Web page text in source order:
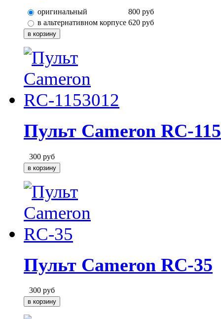
оригинальный 800 руб
в альтернативном корпусе 620 руб
Пульт Cameron RC-
300 руб
Пульт Cameron RC-35
300 руб